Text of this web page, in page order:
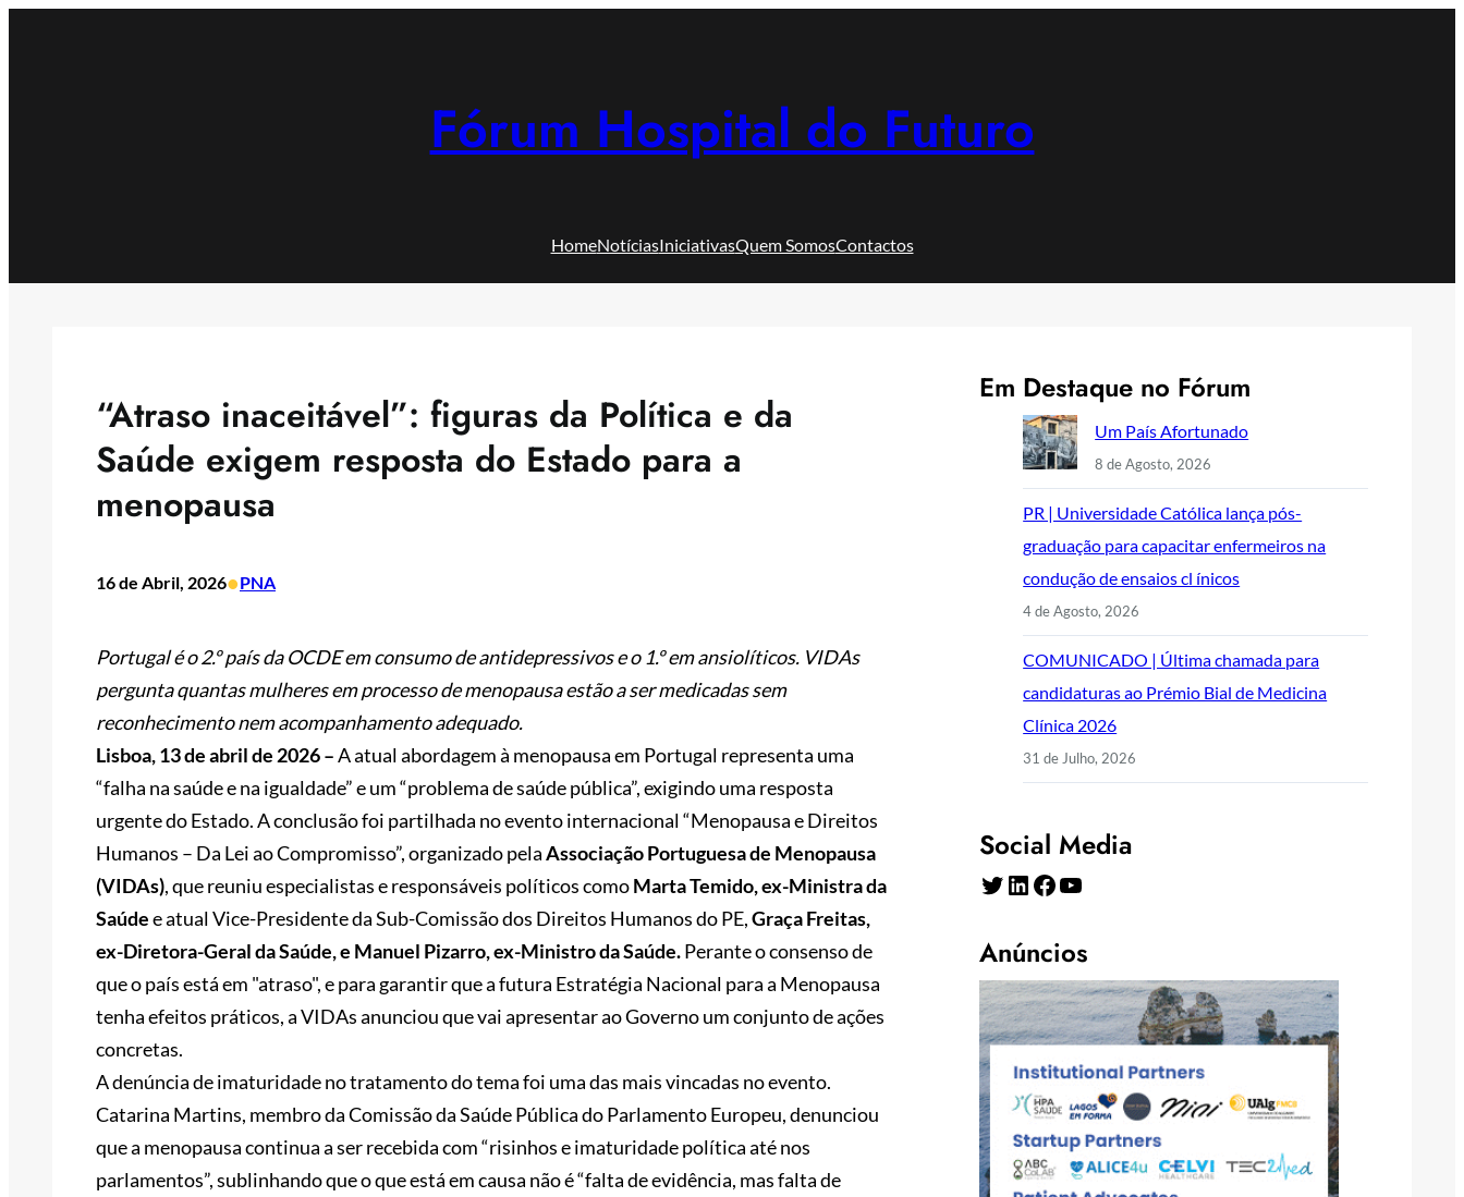
Fórum Hospital do Futuro
HomeNotíciasIniciativasQuem SomosContactos
“Atraso inaceitável”: figuras da Política e da
Saúde exigem resposta do Estado para a
menopausa
16 de Abril, 2026•PNA
Portugal é o 2.º país da OCDE em consumo de antidepressivos e o 1.º em ansiolíticos. VIDAs
pergunta quantas mulheres em processo de menopausa estão a ser medicadas sem
reconhecimento nem acompanhamento adequado.
Lisboa, 13 de abril de 2026 –A atual abordagem à menopausa em Portugal representa uma
“falha na saúde e na igualdade” e um “problema de saúde pública”, exigindo uma resposta
urgente do Estado. A conclusão foi partilhada no evento internacional “Menopausa e Direitos
Humanos – Da Lei ao Compromisso”, organizado pelaAssociação Portuguesa de Menopausa
(VIDAs), que reuniu especialistas e responsáveis políticos comoMarta Temido, ex-Ministra da
Saúdee atual Vice-Presidente da Sub-Comissão dos Direitos Humanos do PE,Graça Freitas,
ex-Diretora-Geral da Saúde, e Manuel Pizarro, ex-Ministro da Saúde.Perante o consenso de
que o país está em "atraso", e para garantir que a futura Estratégia Nacional para a Menopausa
tenha efeitos práticos, a VIDAs anunciou que vai apresentar ao Governo um conjunto de ações
concretas.
A denúncia de imaturidade no tratamento do tema foi uma das mais vincadas no evento.
Catarina Martins, membro da Comissão da Saúde Pública do Parlamento Europeu, denunciou
que a menopausa continua a ser recebida com “risinhos e imaturidade política até nos
parlamentos”, sublinhando que o que está em causa não é “falta de evidência, mas falta de
Em Destaque no Fórum
Um País Afortunado
8 de Agosto, 2026
PR | Universidade Católica lança pós-
graduação para capacitar enfermeiros na
condução de ensaios cl ínicos
4 de Agosto, 2026
COMUNICADO | Última chamada para
candidaturas ao Prémio Bial de Medicina
Clínica 2026
31 de Julho, 2026
Social Media
Twitter LinkedIn Facebook YouTube
Anúncios